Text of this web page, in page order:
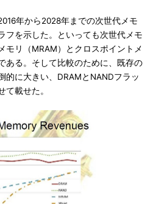
年から2028年までの次世代メモ
フを示した。といっても次世代メモ
モリ（MRAM）とクロスポイントメ
ある。そして比較のために、既存の
的に大きい、DRAMとNANDフラッ
て載せた。